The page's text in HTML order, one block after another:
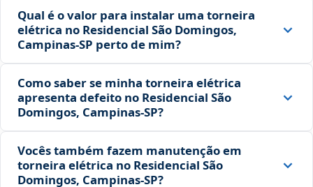
Qual é o valor para instalar uma torneira
elétrica no Residencial São Domingos,
Campinas‑SP perto de mim?
Como saber se minha torneira elétrica
apresenta defeito no Residencial São
Domingos, Campinas‑SP?
Vocês também fazem manutenção em
torneira elétrica no Residencial São
Domingos, Campinas‑SP?